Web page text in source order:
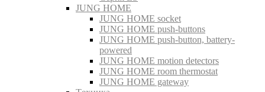
JUNG HOME
JUNG HOME socket
JUNG HOME push-buttons
JUNG HOME push-button, battery-
powered
JUNG HOME motion detectors
JUNG HOME room thermostat
JUNG HOME gateway